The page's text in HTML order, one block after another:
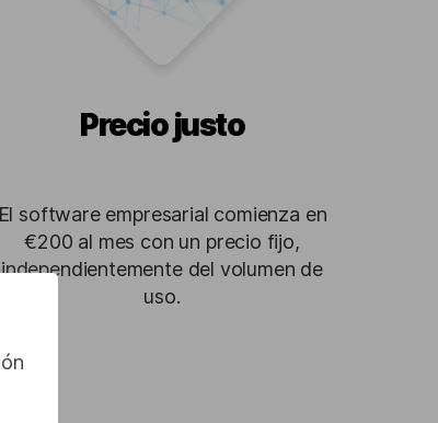
Precio justo
El software empresarial comienza en
€200 al mes con un precio fijo,
independientemente del volumen de
uso.